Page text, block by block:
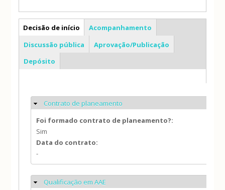
PP
Decisão de início
Acompanhamento
Discussão pública
Aprovação/Publicação
Depósito
Ocultar
Contrato de planeamento
Foi formado contrato de planeamento?:
Sim
Data do contrato:
-
Ocultar
Qualificação em AAE